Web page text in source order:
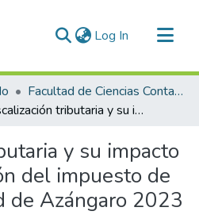
Log In (current)
Facultad de Ciencias Contables y Financieras
Fiscalización tributaria y su impacto en la recaudación del impuesto de la Municipalidad de Azángaro 2023
y su impacto
del impuesto de
de Azángaro 2023